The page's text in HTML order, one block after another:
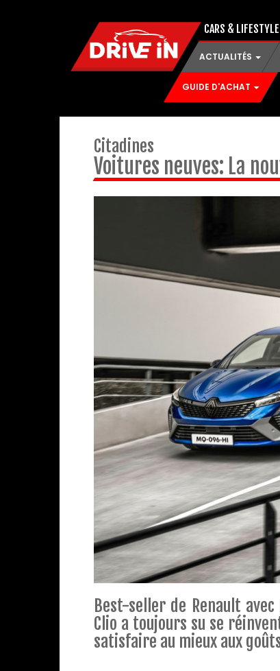
CARS & LIFESTYLE
ACTUALITÉS
GUIDE D'ACHAT
Citadines
Voitures neuves: La
Best-seller de Renault
Clio a toujours su se
satisfaire au mieux aux